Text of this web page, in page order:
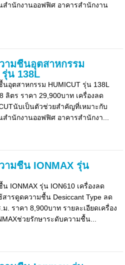
สำนักงานออฟฟิศ อาคารสำนักงาน
ามชื้นอุตสาหกรรม
รุ่น 138L
นอุตสาหกรรม HUMICUT รุ่น 138L
ลิตร ราคา 29,900บาท เครื่องลด
นับเป็นตัวช่วยสำคัญที่เหมาะกับ
สำนักงานออฟฟิศ อาคารสำนักงา...
ามชื้น IONMAX รุ่น
IONMAX รุ่น ION610 เครื่องลด
ารดูดความชื้น Desiccant Type ลด
. ราคา 8,900บาท รายละเอียดเครื่อง
ช่วยรักษาระดับความชื้น...